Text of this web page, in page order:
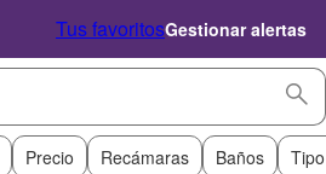
Tus favoritosGestionar alertas
Precio Recámaras Baños